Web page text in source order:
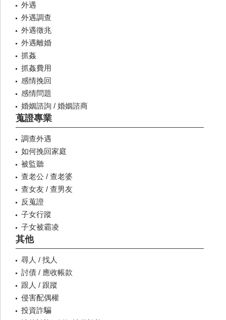
外遇
外遇調查
外遇徵兆
外遇離婚
抓姦
抓姦費用
感情挽回
感情問題
婚姻諮詢 / 婚姻諮商
蒐證專業
調查外遇
如何挽回家庭
被監聽
查老公 / 查老婆
查女友 / 查男友
反蒐證
子女行蹤
子女被霸凌
其他
尋人 / 找人
討債 / 應收帳款
跟人 / 跟蹤
侵害配偶權
投資詐騙